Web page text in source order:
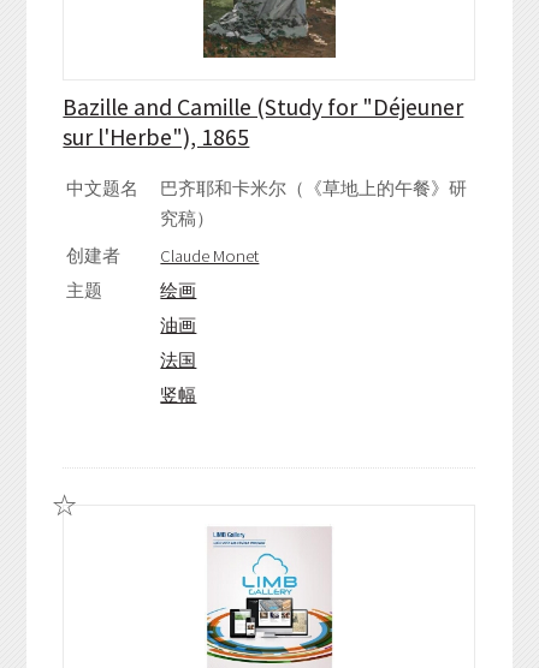
Bazille and Camille (Study for "Déjeuner
sur l'Herbe"), 1865
中文题名
巴齐耶和卡米尔（《草地上的午餐》研
究稿）
创建者
Claude Monet
主题
绘画
油画
法国
竖幅